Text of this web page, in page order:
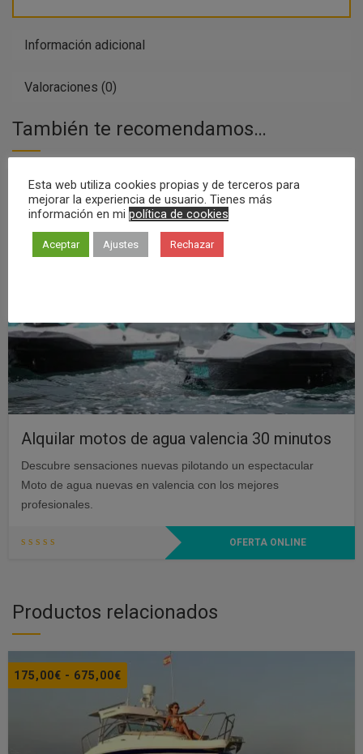
Información adicional
Valoraciones (0)
También te recomendamos…
100,00 € El
precio
original
era:
90,00€El
precio
actual
es:
Alquilar motos de agua valencia 30 minutos
Descubre sensaciones nuevas pilotando un espectacular
Moto de agua nuevas en valencia con los mejores
profesionales.
OFERTA ONLINE
Productos relacionados
175,00€ - 675,00€
precios:
desde
Esta web utiliza cookies propias y de terceros para
mejorar la experiencia de usuario. Tienes más
información en mi política de cookies
Aceptar Ajustes Rechazar